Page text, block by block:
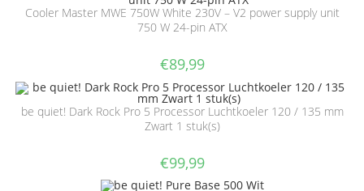
Cooler Master MWE 750W White 230V – V2 power supply unit
750 W 24-pin ATX
€89,99
be quiet! Dark Rock Pro 5 Processor Luchtkoeler 120 / 135 mm
Zwart 1 stuk(s)
€99,99